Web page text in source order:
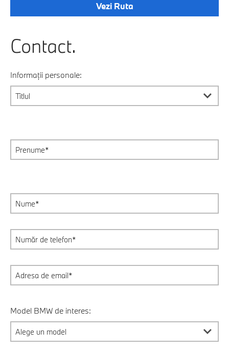
Vezi Ruta
Contact.
Informații personale:
Model BMW de interes: